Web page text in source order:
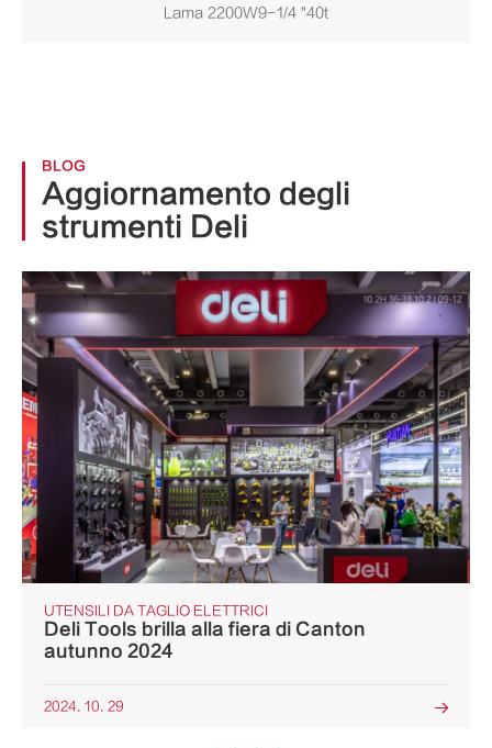
Lama 2200W9-1/4 "40t
BLOG
Aggiornamento degli
strumenti Deli
UTENSILI DA TAGLIO ELETTRICI
Deli Tools brilla alla fiera di Canton
autunno 2024
2024. 10. 29 